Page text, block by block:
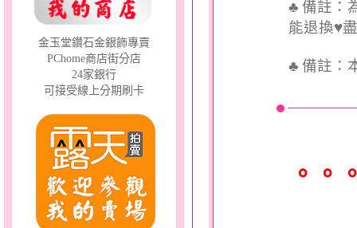
金玉堂鑽石金銀飾專賣
PChome商店街分店
24家銀行
可接受線上分期刷卡
♣ 備註：
能退換♥
♣ 備註：
。。